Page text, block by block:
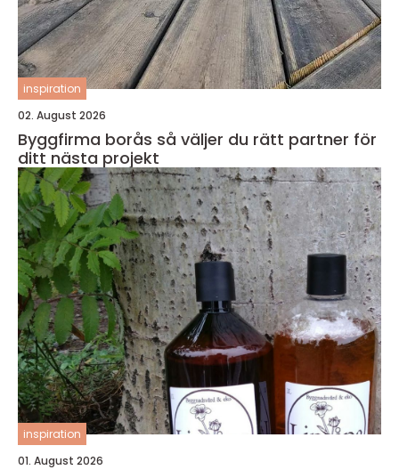
inspiration
02. August 2026
Byggfirma borås så väljer du rätt partner för
ditt nästa projekt
inspiration
01. August 2026